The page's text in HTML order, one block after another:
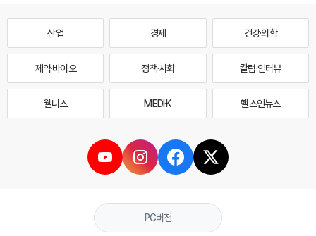
산업 경제 건강·의학
제약·바이오 정책·사회 칼럼·인터뷰
웰니스 MEDI·K 헬스인뉴스
PC버전